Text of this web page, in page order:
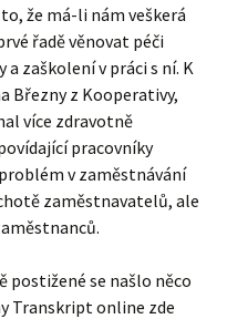
že má-li nám veškerá
řadě věnovat péči
zaškolení v práci s ní. K
Březny z Kooperativy,
více zdravotně
pracovníky
v zaměstnávání
zaměstnavatelů, ale
postižené se našlo něco
Transkript online zde